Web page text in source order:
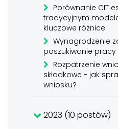
Porównanie CIT
tradycyjnym
kluczowe różnice
Wynagrodzenie
poszukiwanie
Rozpatrzenie
składkowe - jak
wniosku?
2023 (10 postów)